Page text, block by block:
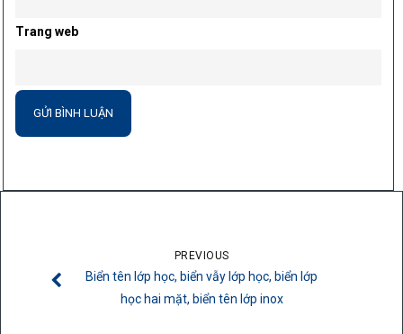
Trang web
PREVIOUS
Biển tên lớp học, biển vẫy lớp học, biển lớp
học hai mặt, biển tên lớp inox